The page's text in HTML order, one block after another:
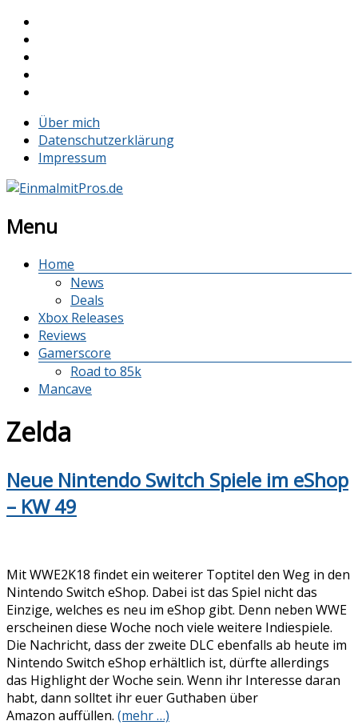
Über mich
Datenschutzerklärung
Impressum
Menu
Home
News
Deals
Xbox Releases
Reviews
Gamerscore
Road to 85k
Mancave
Zelda
Neue Nintendo Switch Spiele im eShop
– KW 49
Mit WWE2K18 findet ein weiterer Toptitel den Weg in den
Nintendo Switch eShop. Dabei ist das Spiel nicht das
Einzige, welches es neu im eShop gibt. Denn neben WWE
erscheinen diese Woche noch viele weitere Indiespiele.
Die Nachricht, dass der zweite DLC ebenfalls ab heute im
Nintendo Switch eShop erhältlich ist, dürfte allerdings
das Highlight der Woche sein. Wenn ihr Interesse daran
habt, dann solltet ihr euer Guthaben über
Amazon auffüllen. (mehr …)